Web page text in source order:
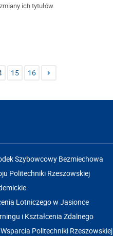
ich tytułów.
15 16
Szybowcowy Bezmiechowa
Politechniki Rzeszowskiej
Lotniczego w Jasionce
i Kształcenia Zdalnego
Politechniki Rzeszowskiej